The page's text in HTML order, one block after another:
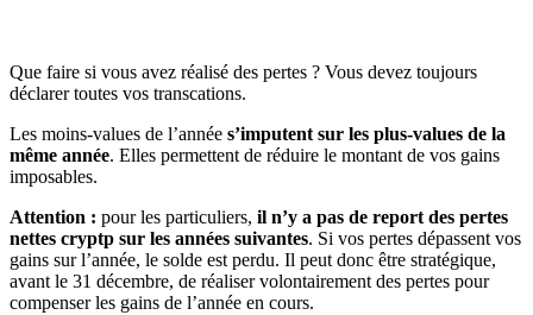
Que faire si vous avez réalisé des pertes ? Vous devez toujours
déclarer toutes vos transcations.
Les moins-values de l’année s’imputent sur les plus-values de la
même année. Elles permettent de réduire le montant de vos gains
imposables.
Attention : pour les particuliers, il n’y a pas de report des pertes
nettes cryptp sur les années suivantes. Si vos pertes dépassent vos
gains sur l’année, le solde est perdu. Il peut donc être stratégique,
avant le 31 décembre, de réaliser volontairement des pertes pour
compenser les gains de l’année en cours.